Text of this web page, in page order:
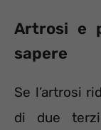
Artrosi e
sapere
Se l’artrosi
di due